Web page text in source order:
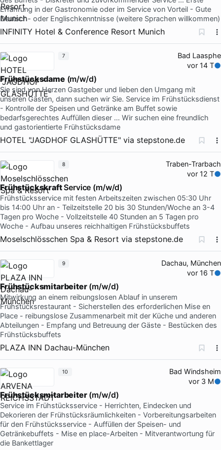
Erfahrung in der Gastronomie oder im Service von Vorteil - Gute
Deutsch- oder Englischkenntnisse (weitere Sprachen willkommen)
INFINITY Hotel & Conference Resort Munich
Bad Laasphe
vor 14 T
Frühstücksdame (m/w/d)
Sie sind von Herzen Gastgeber und lieben den Umgang mit
unseren Gästen, dann suchen wir Sie. Service im Frühstücksdienst
- Kontrolle der Speisen und Getränke am Buffet sowie
bedarfsgerechtes Auffüllen dieser … Wir suchen eine freundlich
und gastorientierte Frühstücksdame
HOTEL "JAGDHOF GLASHÜTTE" via stepstone.de
7
Traben-Trarbach
vor 12 T
FrühstückskraftService (m/w/d)
Frühstücksservice mit festen Arbeitszeiten zwischen 05:30 Uhr
bis 14:00 Uhr an - Teilzeitstelle 20 bis 30 Stunden/Woche an 3-4
Tagen pro Woche - Vollzeitstelle 40 Stunden an 5 Tagen pro
Woche - Aufbau unseres reichhaltigen Frühstücksbuffets
Moselschlösschen Spa & Resort via stepstone.de
8
Dachau, München
vor 16 T
Frühstücksmitarbeiter(m/w/d)
Mitwirkung an einem reibungslosen Ablauf in unserem
Frühstücksrestaurant - Sicherstellen des erforderlichen Mise en
Place - reibungslose Zusammenarbeit mit der Küche und anderen
Abteilungen - Empfang und Betreuung der Gäste - Bestücken des
Frühstücksbuffets
PLAZA INN Dachau-München
9
Bad Windsheim
vor 3 M
Frühstücksmitarbeiter(m/w/d)
Service im Frühstücksservice - Herrichten, Eindecken und
Dekorieren der Frühstücksräumlichkeiten - Vorbereitungsarbeiten
für den Frühstücksservice - Auffüllen der Speisen- und
Getränkebuffets - Mise en place-Arbeiten - Mitverantwortung für
die Bankettlager
10